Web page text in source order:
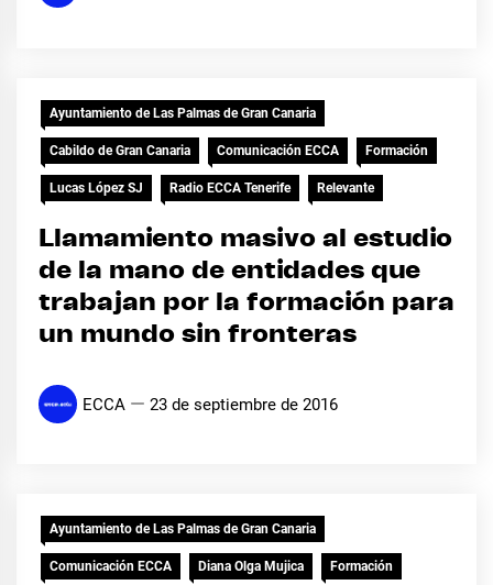
Ayuntamiento de Las Palmas de Gran Canaria
Cabildo de Gran Canaria Comunicación ECCA Formación
Lucas López SJ Radio ECCA Tenerife Relevante
Llamamiento masivo al estudio
de la mano de entidades que
trabajan por la formación para
un mundo sin fronteras
ECCA 23 de septiembre de 2016
Ayuntamiento de Las Palmas de Gran Canaria
Comunicación ECCA Diana Olga Mujica Formación